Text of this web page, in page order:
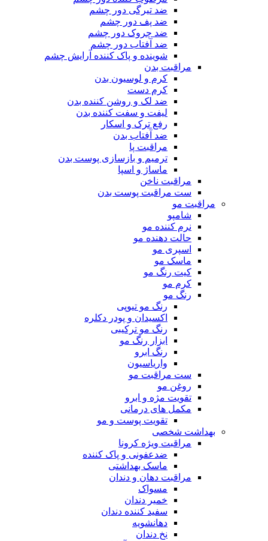
ضد تیرگی دور چشم
ضد پف دور چشم
ضد چروک دور چشم
ضد آفتاب دور چشم
شوینده و پاک کننده آرایش چشم
مراقبت بدن
کرم و لوسیون بدن
کرم دست
ضد لک و روشن کننده بدن
لیفت و سفت کننده بدن
رفع ترک و اسکار
ضد آفتاب بدن
مراقبت پا
ترمیم و بازسازی پوست بدن
ماساژ و اسپا
مراقبت ناخن
ست مراقبت پوست بدن
مراقبت مو
شامپو
نرم کننده مو
حالت دهنده مو
اسپری مو
ماسک مو
کیت رنگ مو
کرم مو
رنگ مو
رنگ مو تیوپی
اکسیدان و پودر دکلره
رنگ مو ترکیبی
ابزار رنگ مو
رنگ ابرو
واریاسیون
ست مراقبت مو
روغن مو
تقویت مژه و ابرو
مکمل های درمانی
تقویت پوست و مو
بهداشت شخصی
مراقبت ویژه کرونا
ضدعفونی و پاک کننده
ماسک بهداشتی
مراقبت دهان و دندان
مسواک
خمیر دندان
سفید کننده دندان
دهانشویه
نخ دندان